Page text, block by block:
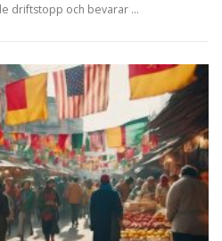
driftstopp och bevarar …